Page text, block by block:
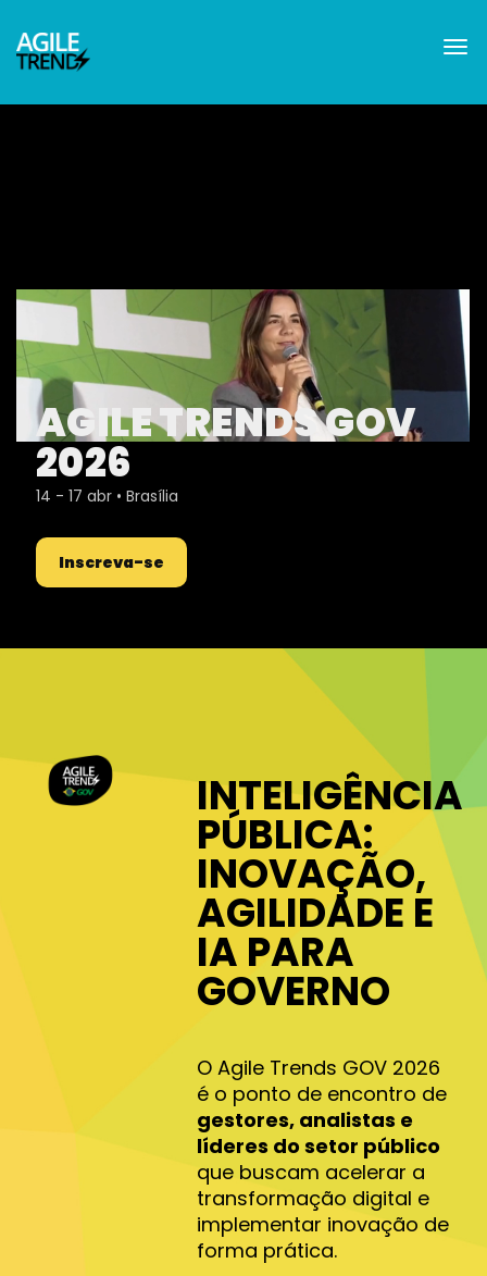
AGILE TRENDS GOV
2026
14 - 17 abr • Brasília
Inscreva-se
INTELIGÊNCIA
PÚBLICA:
INOVAÇÃO,
AGILIDADE E
IA PARA
GOVERNO
O Agile Trends GOV 2026
é o ponto de encontro de
gestores, analistas e
líderes do setor público
que buscam acelerar a
transformação digital e
implementar inovação de
forma prática.